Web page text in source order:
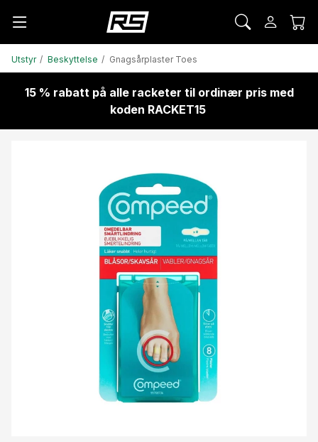
Utstyr Beskyttelse Gnagsårplaster Toes
15 % rabatt på alle racketer til ordinær pris med
koden RACKET15